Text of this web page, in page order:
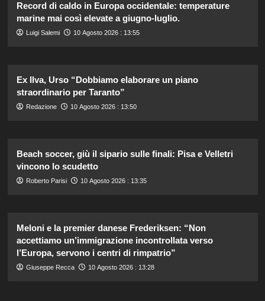
Record di caldo in Europa occidentale: temperature
marine mai così elevate a giugno-luglio.
Luigi Salemi 10 Agosto 2026 : 13:55
Ex Ilva, Urso “Dobbiamo elaborare un piano
straordinario per Taranto”
Redazione 10 Agosto 2026 : 13:50
Beach soccer, giù il sipario sulle finali: Pisa e Velletri
vincono lo scudetto
Roberto Parisi 10 Agosto 2026 : 13:35
Meloni e la premier danese Frederiksen: “Non
accettiamo un’immigrazione incontrollata verso
l’Europa, servono i centri di rimpatrio”
Giuseppe Recca 10 Agosto 2026 : 13:28